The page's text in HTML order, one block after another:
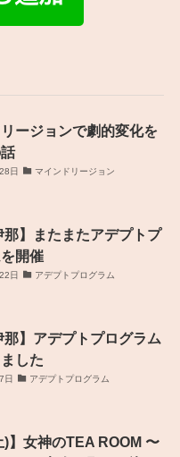
ージョンで劇的変化を
日 マインドリージョン
那】またまたアデプトプ
開催
日 アデプトプログラム
那】アデプトプログラム
した
日 アデプトプログラム
)】女神のTEA ROOM 〜